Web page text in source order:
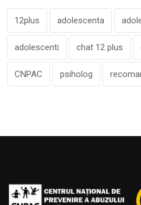
12plus adolescenta
adolescenti chat 12 plus
CNPAC psiholog